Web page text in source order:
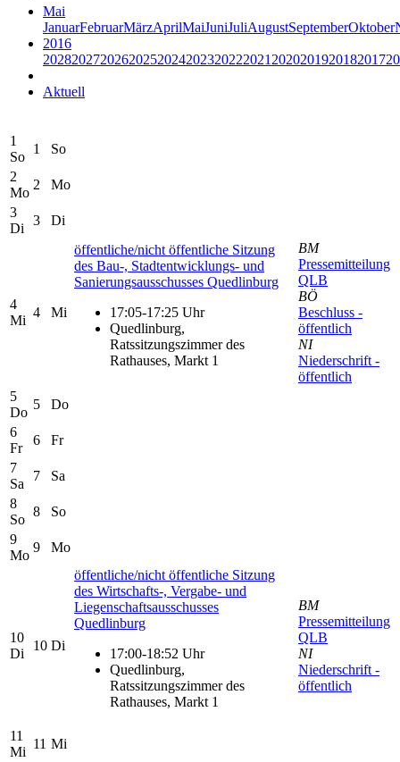
Mai
JanuarFebruarMärzAprilMaiJuniJuliAugustSeptemberOktober
2016
20282027202620252024202320222021 2020201920182017
Aktuell
1
So
1
So
2
Mo
2
Mo
3
Di
3 Di
4
Mi
4 Mi
öffentliche/nicht öffentliche Sitzung
des Bau-, Stadtentwicklungs- und
Sanierungsausschusses Quedlinburg
17:05-17:25 Uhr
Quedlinburg,
Ratssitzungszimmer des
Rathauses, Markt 1
BM
Pressemitteilung
QLB
BÖ
Beschluss -
öffentlich
NI
Niederschrift -
öffentlich
5
Do
5
Do
6
Fr
6
Fr
7
Sa
7
Sa
8
So
8
So
9
Mo
9 Mo
10
Di
10 Di
öffentliche/nicht öffentliche Sitzung
des Wirtschafts-, Vergabe- und
Liegenschaftsausschusses
Quedlinburg
17:00-18:52 Uhr
Quedlinburg,
Ratssitzungszimmer des
Rathauses, Markt 1
BM
Pressemitteilung
QLB
NI
Niederschrift -
öffentlich
11
Mi
11 Mi